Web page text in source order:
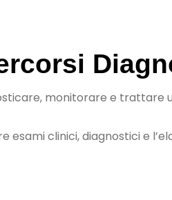
monitorare e trattare
clinici, diagnostici e